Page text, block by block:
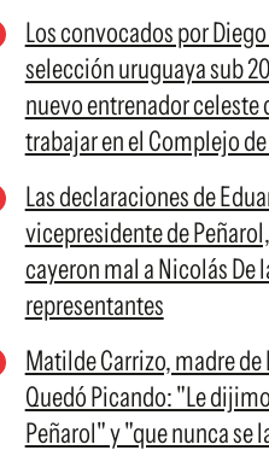
Los convocados por
selección uruguaya sub
nuevo entrenador celeste
trabajar en el Complejo de
Las declaraciones de
vicepresidente de
cayeron mal a Nicolás De
representantes
Matilde Carrizo, madre de
Quedó Picando: "Le
Peñarol" y "que nunca se